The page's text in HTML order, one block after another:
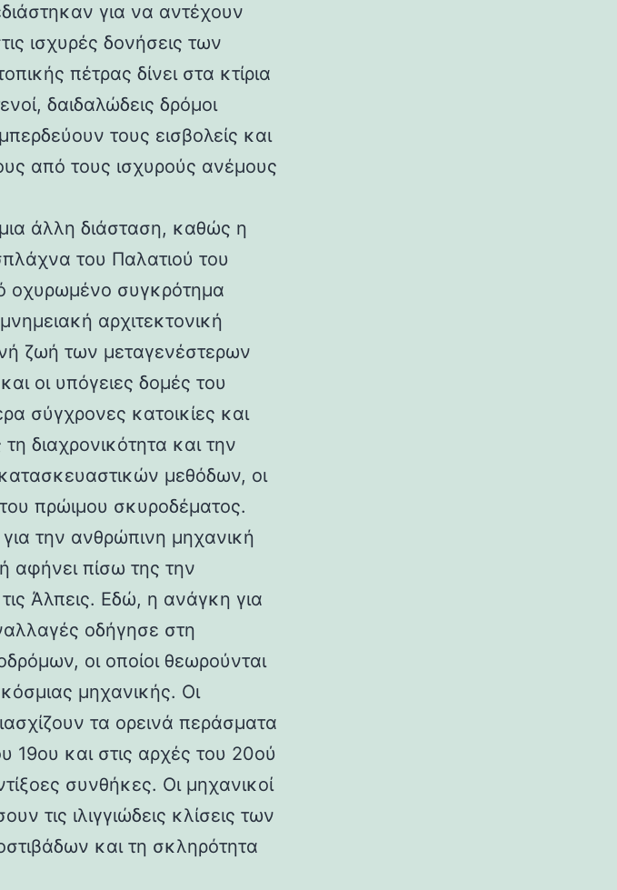
για να αντέχουν
ισχυρές δονήσεις των
πέτρας δίνει στα κτίρια
δαιδαλώδεις δρόμοι
τους εισβολείς και
από τους ισχυρούς ανέμους
άλλη διάσταση, καθώς η
του Παλατιού του
οχυρωμένο συγκρότημα
αρχιτεκτονική
ζωή των μεταγενέστερων
οι υπόγειες δομές του
σύγχρονες κατοικίες και
διαχρονικότητα και την
μεθόδων, οι
πρώιμου σκυροδέματος.
την ανθρώπινη μηχανική
αφήνει πίσω της την
Άλπεις. Εδώ, η ανάγκη για
οδήγησε στη
οι οποίοι θεωρούνται
μηχανικής. Οι
τα ορεινά περάσματα
και στις αρχές του 20ού
συνθήκες. Οι μηχανικοί
τις ιλιγγιώδεις κλίσεις των
και τη σκληρότητα